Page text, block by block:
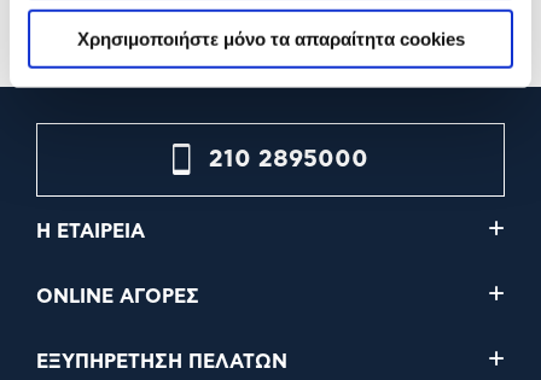
Χρησιμοποιήστε μόνο τα απαραίτητα cookies
Προσθήκη Προσθήκη
210 2895000
Η ΕΤΑΙΡΕΙΑ
ONLINE ΑΓΟΡΕΣ
ΕΞΥΠΗΡΕΤΗΣΗ ΠΕΛΑΤΩΝ